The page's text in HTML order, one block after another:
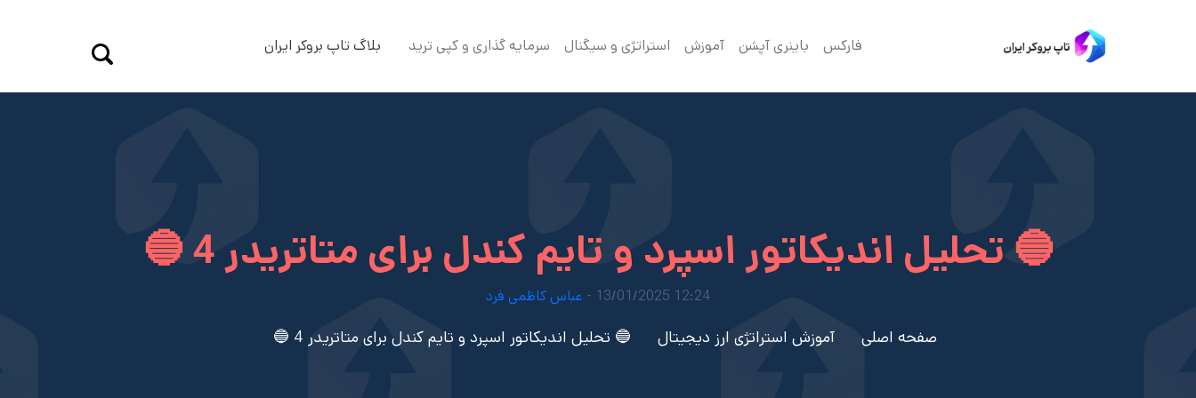
فارکس باینری آپشن آموزش استراتژی و سیگنال سرمایه گذاری و کپی ترید بلاگ تاپ بروکر ایران
🔵 تحلیل اندیکاتور اسپرد و تایم کندل برای متاتریدر 4 🔵
12:24 13/01/2025 - عباس کاظمی فرد
صفحه اصلی آموزش استراتژی ارز دیجیتال 🔵 تحلیل اندیکاتور اسپرد و تایم کندل برای متاتریدر 4 🔵